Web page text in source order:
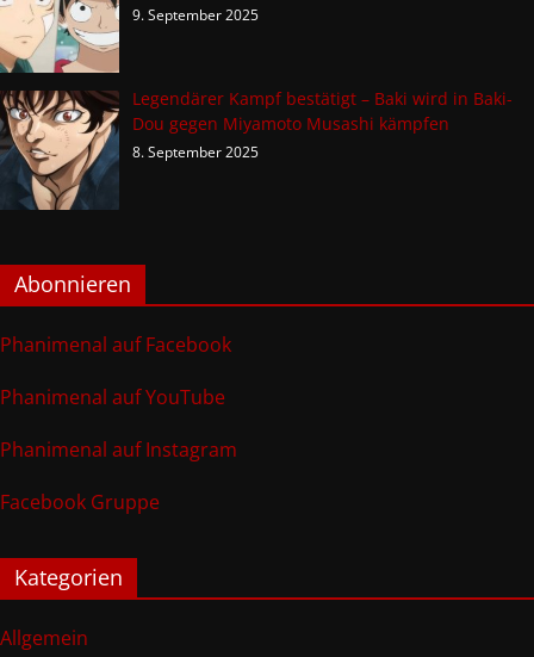
9. September 2025
Legendärer Kampf bestätigt – Baki wird in Baki-
Dou gegen Miyamoto Musashi kämpfen
8. September 2025
Abonnieren
Phanimenal auf Facebook
Phanimenal auf YouTube
Phanimenal auf Instagram
Facebook Gruppe
Kategorien
Allgemein